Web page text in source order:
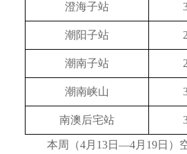
澄海子站
潮阳子站
潮南子站
潮南峡山
南澳后宅站
本周（4月13日—4月19日）空